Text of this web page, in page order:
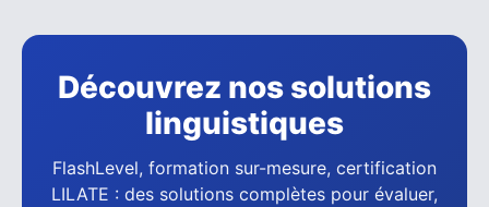
Découvrez nos solutions
linguistiques
FlashLevel, formation sur-mesure, certification
LILATE : des solutions complètes pour évaluer,